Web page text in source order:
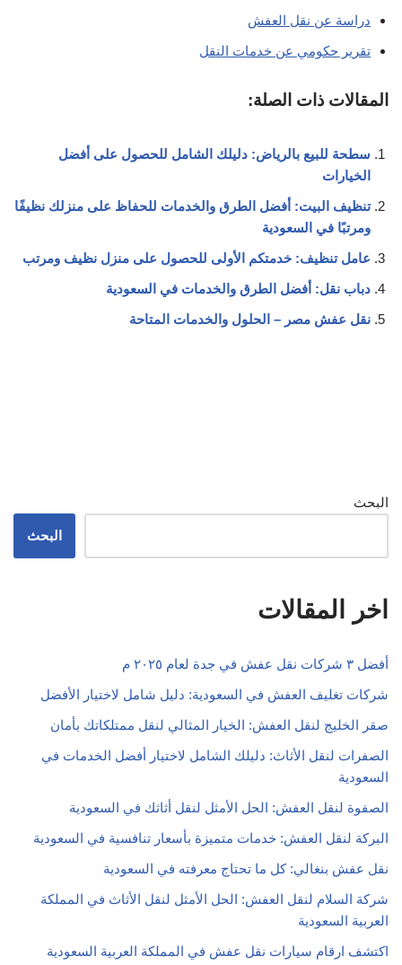
دراسة عن نقل العفش
تقرير حكومي عن خدمات النقل
المقالات ذات الصلة:
سطحة للبيع بالرياض: دليلك الشامل للحصول على أفضل
الخيارات
تنظيف البيت: أفضل الطرق والخدمات للحفاظ على منزلك نظيفًا
ومرتبًا في السعودية
عامل تنظيف: خدمتكم الأولى للحصول على منزل نظيف ومرتب
دباب نقل: أفضل الطرق والخدمات في السعودية
نقل عفش مصر – الحلول والخدمات المتاحة
البحث
البحث
اخر المقالات
أفضل ٣ شركات نقل عفش في جدة لعام ٢٠٢٥ م
شركات تغليف العفش في السعودية: دليل شامل لاختيار الأفضل
صقر الخليج لنقل العفش: الخيار المثالي لنقل ممتلكاتك بأمان
الصفرات لنقل الأثاث: دليلك الشامل لاختيار أفضل الخدمات في
السعودية
الصفوة لنقل العفش: الحل الأمثل لنقل أثاثك في السعودية
البركة لنقل العفش: خدمات متميزة بأسعار تنافسية في السعودية
نقل عفش بنغالي: كل ما تحتاج معرفته في السعودية
شركة السلام لنقل العفش: الحل الأمثل لنقل الأثاث في المملكة
العربية السعودية
اكتشف ارقام سيارات نقل عفش في المملكة العربية السعودية